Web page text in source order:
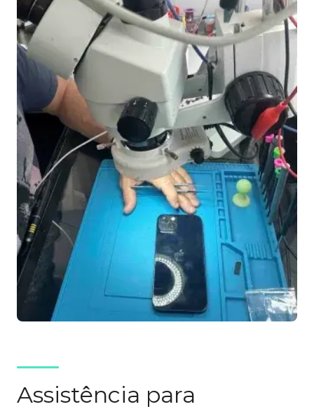
Assistência para